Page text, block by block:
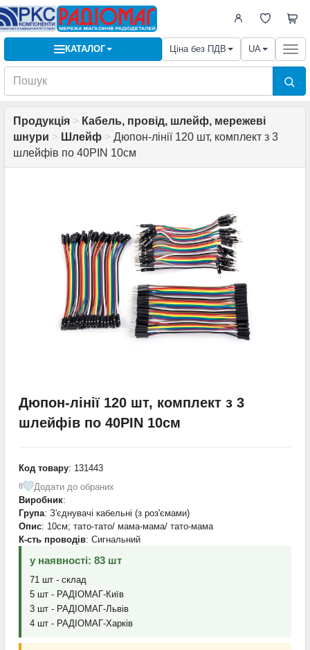
КАТАЛОГ Ціна без ПДВ UA
Продукція > Кабель, провід, шлейф, мережеві
шнури > Шлейф > Дюпон-лінії 120 шт, комплект з 3
шлейфів по 40PIN 10см
Дюпон-лінії 120 шт, комплект з 3
шлейфів по 40PIN 10см
Код товару: 131443
8
Додати до обраних
Виробник:
Група: З'єднувачі кабельні (з роз'ємами)
Опис: 10см; тато-тато/ мама-мама/ тато-мама
К-сть проводів: Сигнальний
у наявності: 83 шт
71 шт - склад
5 шт - РАДІОМАГ-Київ
3 шт - РАДІОМАГ-Львів
4 шт - РАДІОМАГ-Харків